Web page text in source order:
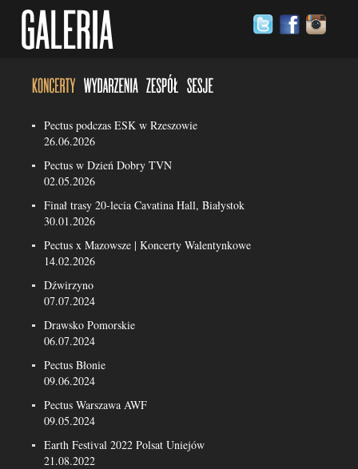
Pectus podczas ESK w Rzeszowie
26.06.2026
Pectus w Dzień Dobry TVN
02.05.2026
Finał trasy 20-lecia Cavatina Hall, Białystok
30.01.2026
Pectus x Mazowsze | Koncerty Walentynkowe
14.02.2026
Dźwirzyno
07.07.2024
Drawsko Pomorskie
06.07.2024
Pectus Błonie
09.06.2024
Pectus Warszawa AWF
09.05.2024
Earth Festival 2022 Polsat Uniejów
21.08.2022